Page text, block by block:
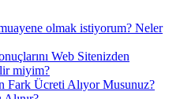
olmak istiyorum? Neler
Web Sitenizden
miyim?
Fark Ücreti Alıyor Musunuz?